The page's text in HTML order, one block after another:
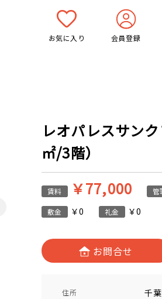
お気に入り 会員登録
レオパレスサン
㎡/3階）
賃料 ￥77,000 管
敷金 ￥0 礼金 ￥0
お問合せ
住所 千